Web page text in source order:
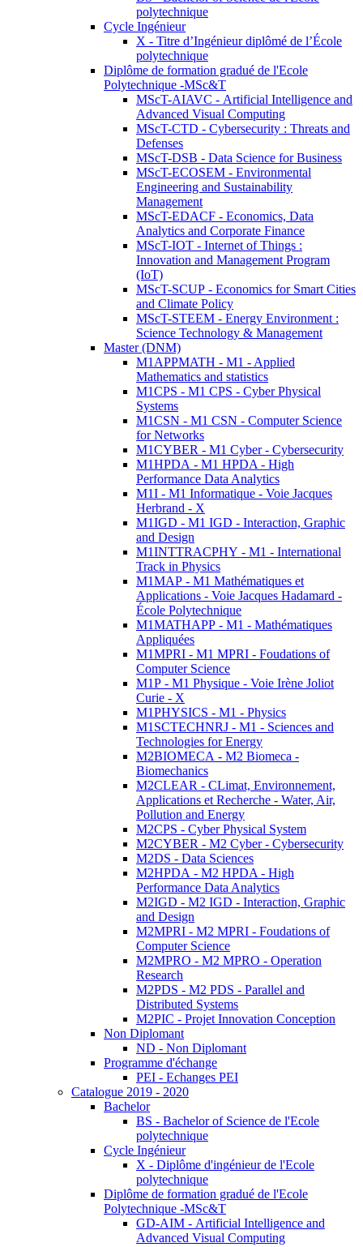
polytechnique
Cycle Ingénieur
X - Titre d’Ingénieur diplômé de l’École
polytechnique
Diplôme de formation gradué de l'Ecole
Polytechnique -MSc&T
MScT-AIAVC - Artificial Intelligence and
Advanced Visual Computing
MScT-CTD - Cybersecurity : Threats and
Defenses
MScT-DSB - Data Science for Business
MScT-ECOSEM - Environmental
Engineering and Sustainability
Management
MScT-EDACF - Economics, Data
Analytics and Corporate Finance
MScT-IOT - Internet of Things :
Innovation and Management Program
(IoT)
MScT-SCUP - Economics for Smart Cities
and Climate Policy
MScT-STEEM - Energy Environment :
Science Technology & Management
Master (DNM)
M1APPMATH - M1 - Applied
Mathematics and statistics
M1CPS - M1 CPS - Cyber Physical
Systems
M1CSN - M1 CSN - Computer Science
for Networks
M1CYBER - M1 Cyber - Cybersecurity
M1HPDA - M1 HPDA - High
Performance Data Analytics
M1I - M1 Informatique - Voie Jacques
Herbrand - X
M1IGD - M1 IGD - Interaction, Graphic
and Design
M1INTTRACPHY - M1 - International
Track in Physics
M1MAP - M1 Mathématiques et
Applications - Voie Jacques Hadamard -
École Polytechnique
M1MATHAPP - M1 - Mathématiques
Appliquées
M1MPRI - M1 MPRI - Foudations of
Computer Science
M1P - M1 Physique - Voie Irène Joliot
Curie - X
M1PHYSICS - M1 - Physics
M1SCTECHNRJ - M1 - Sciences and
Technologies for Energy
M2BIOMECA - M2 Biomeca -
Biomechanics
M2CLEAR - CLimat, Environnement,
Applications et Recherche - Water, Air,
Pollution and Energy
M2CPS - Cyber Physical System
M2CYBER - M2 Cyber - Cybersecurity
M2DS - Data Sciences
M2HPDA - M2 HPDA - High
Performance Data Analytics
M2IGD - M2 IGD - Interaction, Graphic
and Design
M2MPRI - M2 MPRI - Foudations of
Computer Science
M2MPRO - M2 MPRO - Operation
Research
M2PDS - M2 PDS - Parallel and
Distributed Systems
M2PIC - Projet Innovation Conception
Non Diplomant
ND - Non Diplomant
Programme d'échange
PEI - Echanges PEI
Catalogue 2019 - 2020
Bachelor
BS - Bachelor of Science de l'Ecole
polytechnique
Cycle Ingénieur
X - Diplôme d'ingénieur de l'Ecole
polytechnique
Diplôme de formation gradué de l'Ecole
Polytechnique -MSc&T
GD-AIM - Artificial Intelligence and
Advanced Visual Computing